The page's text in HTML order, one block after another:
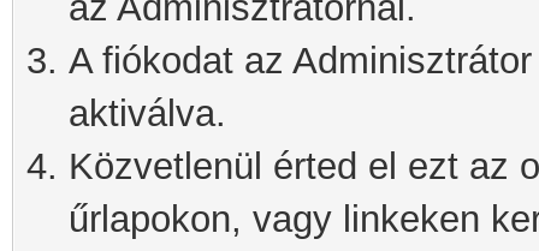
A fiókodat az
aktiválva.
Közvetlenül érted el ezt az
űrlapokon, vagy linkeken